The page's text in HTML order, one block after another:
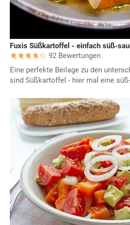
Fuxis Süßkartoffel - einfach süß-
92 Bewertungen
Eine perfekte Beilage zu den
sind Süßkartoffel - hier mal eine